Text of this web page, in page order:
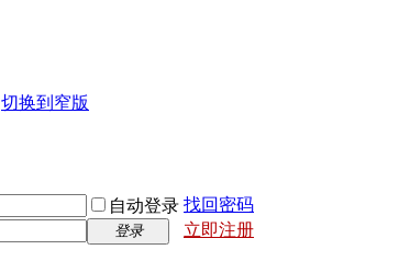
切换到窄版
自动登录 找回密码
登录 立即注册